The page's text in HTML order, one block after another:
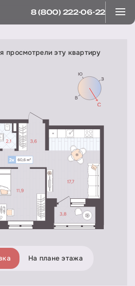
8 (800) 222-06-22
просмотрели эту квартиру
На плане этажа